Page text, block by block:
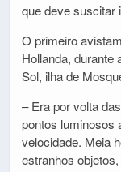
que deve suscitar
O primeiro
Hollanda, durante
Sol, ilha de
– Era por volta
pontos luminosos
velocidade. Meia
estranhos